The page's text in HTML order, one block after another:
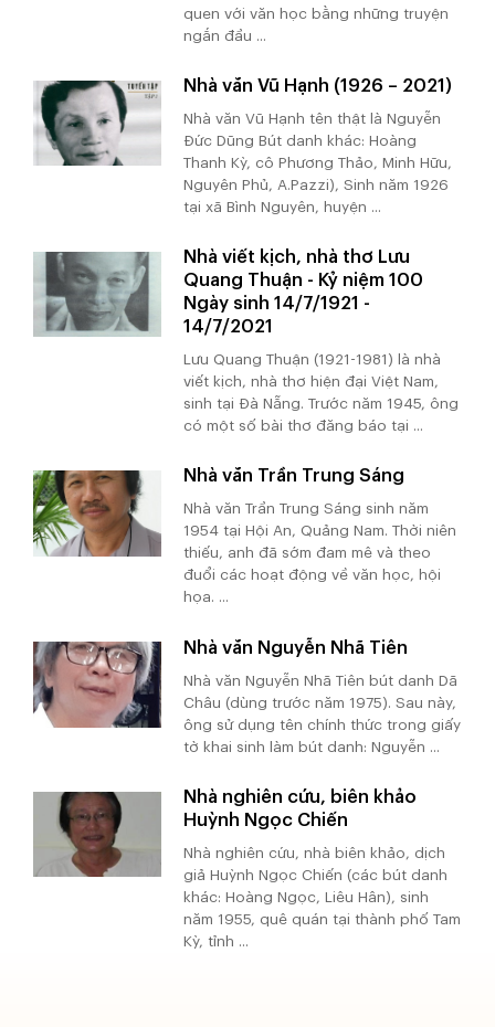
quen với văn học bằng những truyện
ngắn đầu ...
Nhà văn Vũ Hạnh (1926 – 2021)
Nhà văn Vũ Hạnh tên thật là Nguyễn
Đức Dũng Bút danh khác: Hoàng
Thanh Kỳ, cô Phương Thảo, Minh Hữu,
Nguyên Phủ, A.Pazzi), Sinh năm 1926
tại xã Bình Nguyên, huyện ...
Nhà viết kịch, nhà thơ Lưu
Quang Thuận - Kỷ niệm 100
Ngày sinh 14/7/1921 -
14/7/2021
Lưu Quang Thuận (1921-1981) là nhà
viết kịch, nhà thơ hiện đại Việt Nam,
sinh tại Đà Nẵng. Trước năm 1945, ông
có một số bài thơ đăng báo tại ...
Nhà văn Trần Trung Sáng
Nhà văn Trần Trung Sáng sinh năm
1954 tại Hội An, Quảng Nam. Thời niên
thiếu, anh đã sớm đam mê và theo
đuổi các hoạt động về văn học, hội
họa. ...
Nhà văn Nguyễn Nhã Tiên
Nhà văn Nguyễn Nhã Tiên bút danh Dã
Châu (dùng trước năm 1975). Sau này,
ông sử dụng tên chính thức trong giấy
tờ khai sinh làm bút danh: Nguyễn ...
Nhà nghiên cứu, biên khảo
Huỳnh Ngọc Chiến
Nhà nghiên cứu, nhà biên khảo, dịch
giả Huỳnh Ngọc Chiến (các bút danh
khác: Hoàng Ngọc, Liêu Hân), sinh
năm 1955, quê quán tại thành phố Tam
Kỳ, tỉnh ...